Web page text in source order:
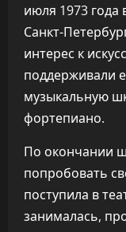
июля 1973 года
Санкт-
интерес к
поддерживали
музыкальную
фортепиано.
По окончании
попробовать
поступила в
занималась,